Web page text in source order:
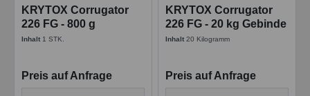
KRYTOX Corrugator
226 FG - 800 g
Kartusche
Inhalt 1 STK.
Preis auf Anfrage
KRYTOX Corrugator
226 FG - 20 kg Gebinde
Inhalt20 Kilogramm
Preis auf Anfrage